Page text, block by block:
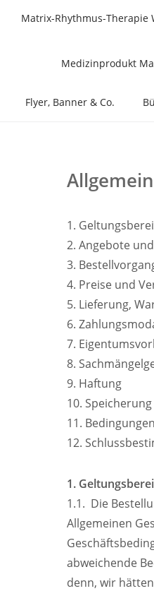
Matrix-Rhythmus-Therapie
Medizinprodukt
Flyer, Banner & Co.
1.
2. Angebote
3.
4. Preise und
5. Lieferung,
6.
7.
8.
9. Haftung
10.
11.
12.
1.
1.1. Die
Allgemeinen
abweichende
denn, wir